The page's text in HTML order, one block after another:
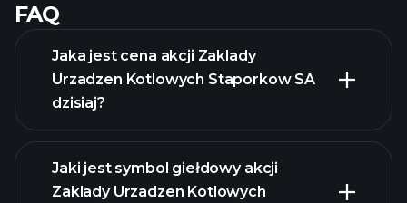
FAQ
Jaka jest cena akcji Zaklady
Urzadzen Kotlowych Staporkow SA
dzisiaj?
Jaki jest symbol giełdowy akcji
Zaklady Urzadzen Kotlowych